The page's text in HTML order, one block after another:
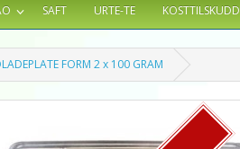
SAFT URTE-TE KOSTTILSKUDD
FORM 2 x 100 GRAM